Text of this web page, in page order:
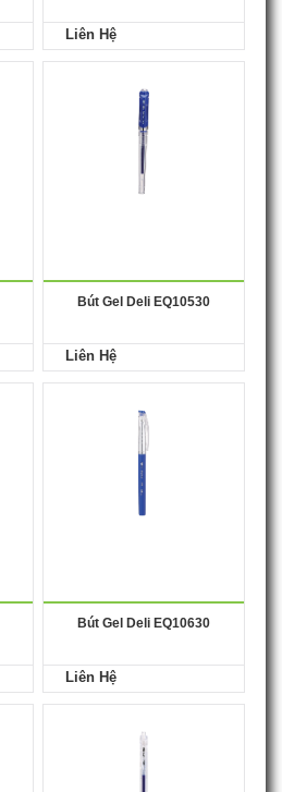
Liên Hệ
Bút Gel Deli EQ10530
Liên Hệ
Bút Gel Deli EQ10630
Liên Hệ